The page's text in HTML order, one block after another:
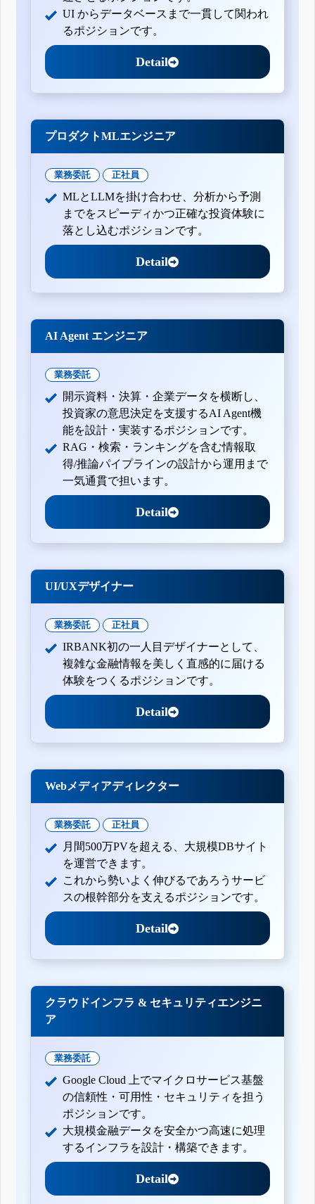
UI からデータベースまで一貫して関われ
るポジションです。
Detail
プロダクトMLエンジニア
業務委託 正社員
MLとLLMを掛け合わせ、分析から予測
までをスピーディかつ正確な投資体験に
落とし込むポジションです。
Detail
AI Agent エンジニア
業務委託
開示資料・決算・企業データを横断し、
投資家の意思決定を支援するAI Agent機
能を設計・実装するポジションです。
RAG・検索・ランキングを含む情報取
得/推論パイプラインの設計から運用まで
一気通貫で担います。
Detail
UI/UXデザイナー
業務委託 正社員
IRBANK初の一人目デザイナーとして、
複雑な金融情報を美しく直感的に届ける
体験をつくるポジションです。
Detail
Webメディアディレクター
業務委託 正社員
月間500万PVを超える、大規模DBサイト
を運営できます。
これから勢いよく伸びるであろうサービ
スの根幹部分を支えるポジションです。
Detail
クラウドインフラ & セキュリティエンジニ
ア
業務委託
Google Cloud 上でマイクロサービス基盤
の信頼性・可用性・セキュリティを担う
ポジションです。
大規模金融データを安全かつ高速に処理
するインフラを設計・構築できます。
Detail